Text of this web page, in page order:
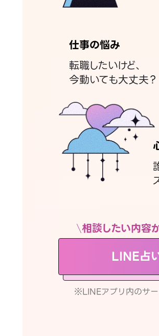
仕事の悩み
転職したいけど、
今動いても大丈夫？
相談したい内容
LINE占
※LINEアプリ内のサ